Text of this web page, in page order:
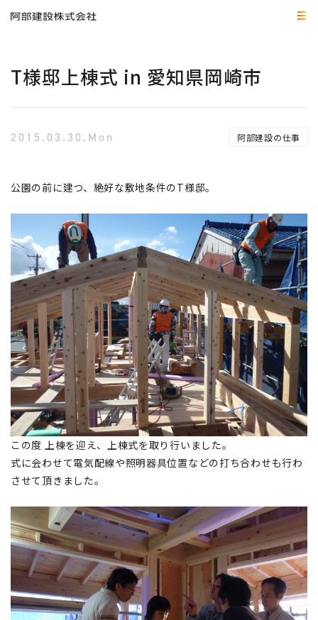
T様邸上棟式 in 愛知県岡崎市
2015.03.30.Mon 阿部建設の仕事
公園の前に建つ、絶好な敷地条件のT様邸。
この度 上棟を迎え、上棟式を取り行いました。
式に会わせて電気配線や照明器具位置などの打ち合わせも行わ
させて頂きました。